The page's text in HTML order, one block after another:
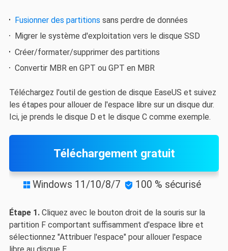
Fusionner des partitions sans perdre de données
Migrer le système d'exploitation vers le disque SSD
Créer/formater/supprimer des partitions
Convertir MBR en GPT ou GPT en MBR
Téléchargez l'outil de gestion de disque EaseUS et suivez
les étapes pour allouer de l'espace libre sur un disque dur.
Ici, je prends le disque D et le disque C comme exemple.
Téléchargement gratuit
 Windows 11/10/8/7  100 % sécurisé
Étape 1.Cliquez avec le bouton droit de la souris sur la
partition F comportant suffisamment d'espace libre et
sélectionnez "Attribuer l'espace" pour allouer l'espace